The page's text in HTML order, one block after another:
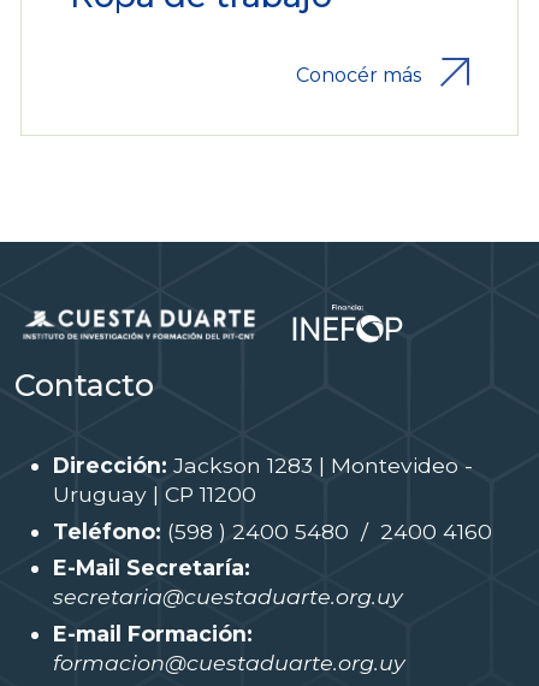
Conocér más
Contacto
Dirección: Jackson 1283 | Montevideo -
Uruguay | CP 11200
Teléfono: (598 ) 2400 5480 / 2400 4160
E-Mail Secretaría:
secretaria@cuestaduarte.org.uy
E-mail Formación:
formacion@cuestaduarte.org.uy